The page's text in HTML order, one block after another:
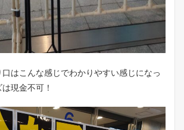
はこんな感じでわかりやすい感じになっ
現金不可！